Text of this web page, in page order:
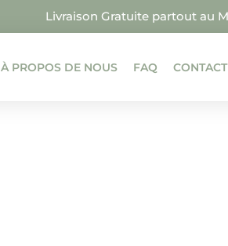
Livraison Gratuite partout au
À PROPOS DE NOUS FAQ